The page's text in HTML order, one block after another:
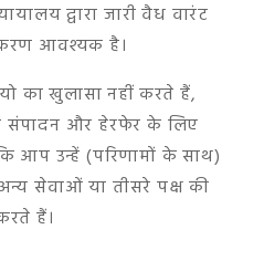
द्वारा जारी वैध वारंट
आवश्यक है।
का खुलासा नहीं करते हैं,
संपादन और हेरफेर के लिए
आप उन्हें (परिणामों के साथ)
सेवाओं या तीसरे पक्ष की
हैं।